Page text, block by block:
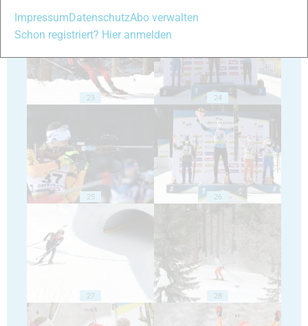
23 24
25 26
27 28
Impressum DatenschutzAbo verwalten
Schon registriert? Hier anmelden